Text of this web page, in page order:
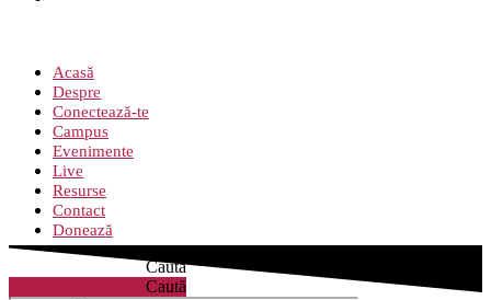
Acasă
Despre
Conectează-te
Campus
Evenimente
Live
Resurse
Contact
Donează
Caută
Caută